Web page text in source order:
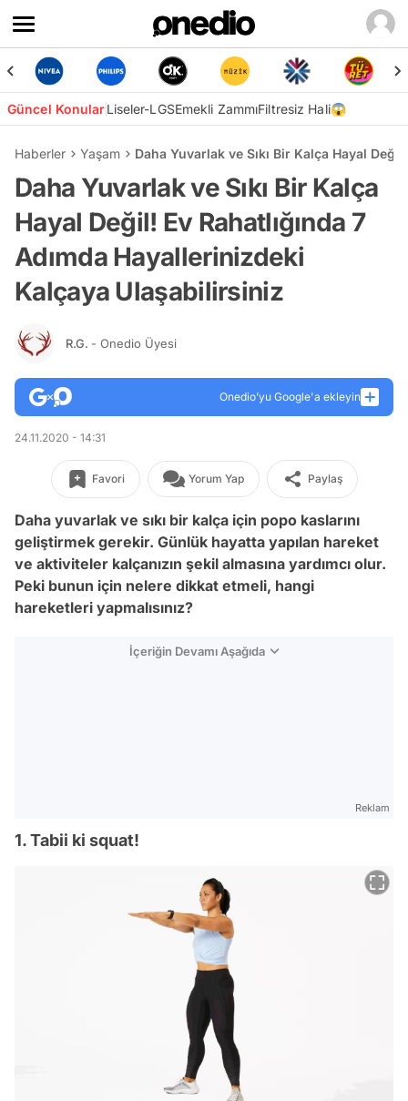
Güncel KonularLiseler-LGSEmekli ZammıFiltresiz Hali😱
Haberler Yaşam Daha Yuvarlak ve Sıkı Bir Kalça Hayal
Daha Yuvarlak ve Sıkı Bir Kalça
Hayal Değil! Ev Rahatlığında 7
Adımda Hayallerinizdeki
Kalçaya Ulaşabilirsiniz
R.G. - Onedio Üyesi
Onedio’yu Google'a ekleyin
24.11.2020 - 14:31
Favori Yorum Yap Paylaş
Daha yuvarlak ve sıkı bir kalça için popo kaslarını
geliştirmek gerekir. Günlük hayatta yapılan hareket
ve aktiviteler kalçanızın şekil almasına yardımcı olur.
Peki bunun için nelere dikkat etmeli, hangi
hareketleri yapmalısınız?
İçeriğin Devamı Aşağıda
Reklam
1. Tabii ki squat!